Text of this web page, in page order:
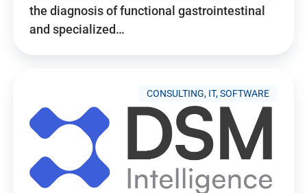
the diagnosis of functional gastrointestinal
and specialized…
CONSULTING, IT, SOFTWARE